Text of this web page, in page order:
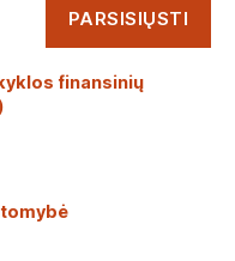
PARSISIŲSTI
finansinių